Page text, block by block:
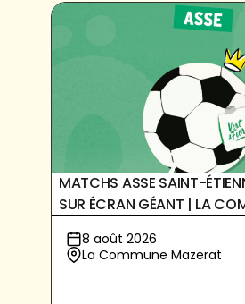
MATCHS ASSE SAINT-
SUR ÉCRAN GÉANT | LA
8 août 2026
La Commune Mazerat